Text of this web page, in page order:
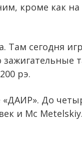
кроме как на
Там сегодня
рэ.
До
и Mc